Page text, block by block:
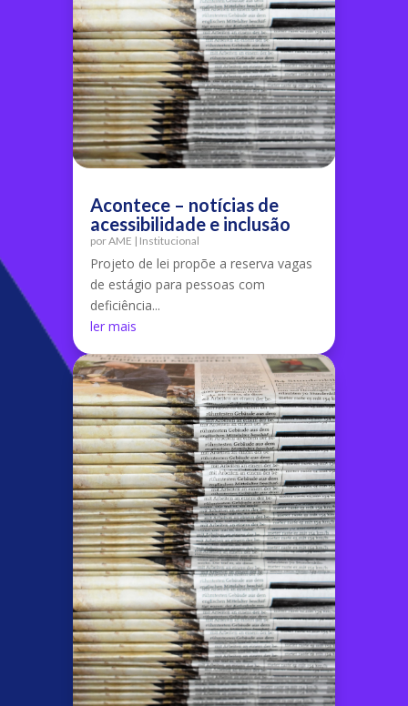
Acontece – notícias de
acessibilidade e inclusão
porAME | Institucional
Projeto de lei propõe a reserva vagas
de estágio para pessoas com
deficiência...
ler mais